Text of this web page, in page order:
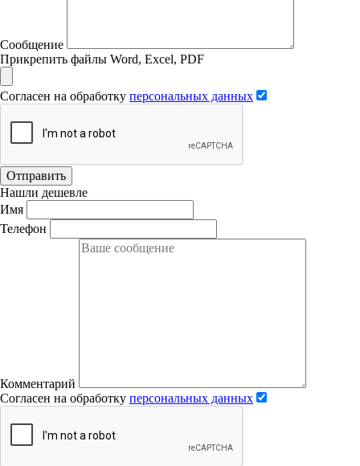
Сообщение
Прикрепить файлы Word, Excel, PDF
Согласен на обработку персональных данных
Отправить
Нашли дешевле
Имя
Телефон
Комментарий
Согласен на обработку персональных данных